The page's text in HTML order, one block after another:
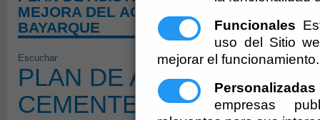
Funcionales
uso del Sitio
mejorar el funcionamiento.
Personalizadas
empresas
MEJORA DEL ACCESO INMEDIATO EN
BAYARQUE
Escuchar
PLAN DE ASISTENCIA
CEMENTERIOS (PCEM)